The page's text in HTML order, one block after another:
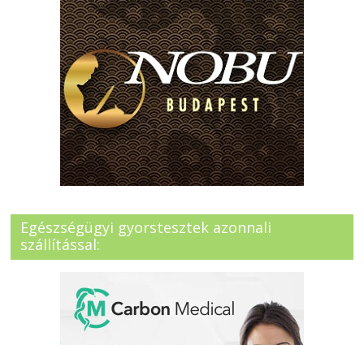
Egészségügyi gyorstesztek azonnali
szállítással: